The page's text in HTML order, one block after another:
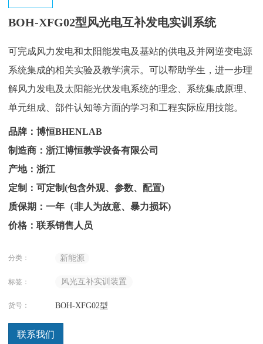
BOH-XFG02型风光电互补发电实训系统
可完成风力发电和太阳能发电及基站的供电及并网逆变电源
系统集成的相关实验及教学演示。可以帮助学生，进一步理
解风力发电及太阳能光伏发电系统的理念、系统集成原理、
单元组成、部件认知等方面的学习和工程实际应用技能。
品牌：博恒BHENLAB
制造商：浙江博恒教学设备有限公司
产地：浙江
定制：可定制(包含外观、参数、配置)
质保期：一年（非人为故意、暴力损坏)
价格：联系销售人员
分类： 新能源
标签： 风光互补实训装置
货号： BOH-XFG02型
联系我们